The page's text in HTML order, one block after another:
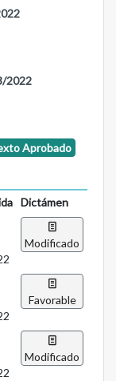
2022
Aprobado
Dictámen
Modificado
Favorable
Modificado